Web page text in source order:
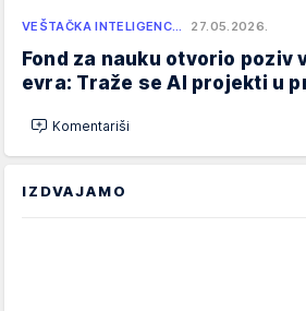
VEŠTAČKA INTELIGENC… 27.05.2026.
Fond za nauku otvorio poziv
evra: Traže se AI projekti u
Komentariši
IZDVAJAMO